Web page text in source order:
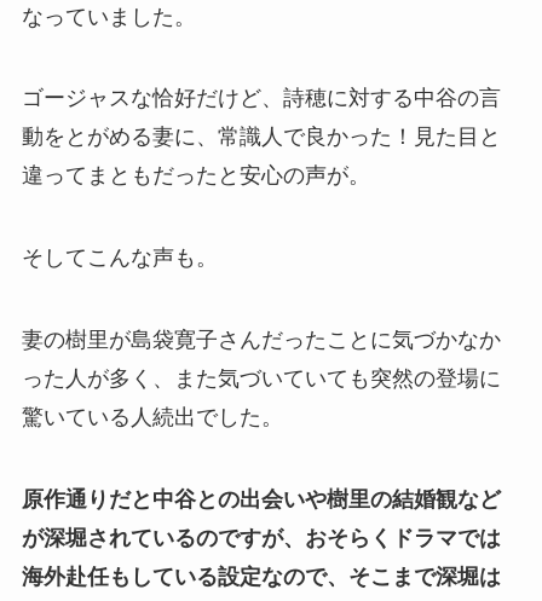
なっていました。
ゴージャスな恰好だけど、詩穂に対する中谷の言
動をとがめる妻に、常識人で良かった！見た目と
違ってまともだったと安心の声が。
そしてこんな声も。
妻の樹里が島袋寛子さんだったことに気づかなか
った人が多く、また気づいていても突然の登場に
驚いている人続出でした。
原作通りだと中谷との出会いや樹里の結婚観など
が深堀されているのですが、おそらくドラマでは
海外赴任もしている設定なので、そこまで深堀は